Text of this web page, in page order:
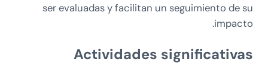
ser evaluadas y facilitan un seguimiento de su
impacto.
Actividades significativas